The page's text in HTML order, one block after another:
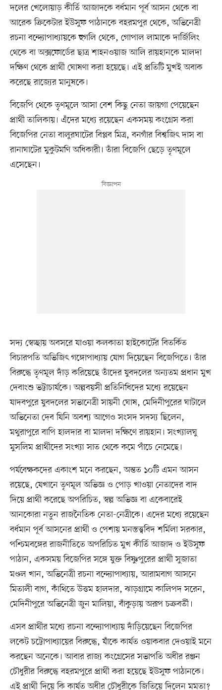
দলের খেলোয়াড় কীর্তি আজাদকে বর্ধমান পূর্ব আসন থেকে বা
আরেক ক্রিকেটার ইউসুফ পাঠানকে বহরমপুর থেকে, অভিনেত্রী
রচনা বন্দ্যোপাধ্যায়কে হুগলি থেকে, গোপাল লামাকে দার্জিলিং
থেকে বা অক্সফোর্ডের ছাত্র শাহনওয়াজ আলি রায়হানকে মালদা
দক্ষিণ থেকে প্রার্থী ঘোষণা করা হয়েছে। এই প্রতিটি মুখই অবাক
করেছে রাজ্যের মানুষকে।
বিজেপি থেকে তৃণমূলে আসা বেশ কিছু নেতা জায়গা পেয়েছেন
প্রার্থী তালিকায়। এঁদের মধ্যে রয়েছেন একসময় কংগ্রেস করা
বিজেপির নেতা বালুরঘাটের বিপ্লব মিত্র, বনগাঁর বিশ্বজিৎ দাস বা
রানাঘাটের মুকুটমণি অধিকারী। তাঁরা বিজেপি ছেড়ে তৃণমূলে
এসেছেন।
সদ্য স্বেচ্ছায় অবসরে যাওয়া কলকাতা হাইকোর্টের বিতর্কিত
বিচারপতি অভিজিৎ গঙ্গোপাধ্যায় যোগ দিয়েছেন বিজেপিতে। তাঁর
বিরুদ্ধে তৃণমূল দাঁড় করিয়েছে তাঁদের যুবদলের অন্যতম প্রধান মুখ
দেবাংশু ভট্টাচার্যকে। অল্পবয়সী প্রতিনিধিদের মধ্যে রয়েছেন
যাদবপুরে যুবদলের সভানেত্রী সায়নী ঘোষ, মেদিনীপুরের ঘাটালে
অভিনেতা দেব যিনি অবশ্য আগেও সংসদ সদস্য ছিলেন,
মথুরাপুরে বাপি হালদার বা মালদা দক্ষিণে রায়হান। সংখ্যালঘু
মুসলিম প্রার্থীদের সংখ্যা সাত থেকে কমে পাঁচে নেমেছে।
পর্যবেক্ষকদের একাংশ মনে করছেন, অন্তত ১০টি এমন আসন
রয়েছে, যেখানে তৃণমূল অভিজ্ঞ ও পোড় খাওয়া নেতাদের বাদ
দিয়ে প্রার্থী করেছে অপরিচিত, স্বল্প অভিজ্ঞ বা একেবারেই
আনকোরা নতুন রাজনৈতিক নেতা-নেত্রীকে। এদের মধ্যে রয়েছেন
বর্ধমান পূর্ব আসনের প্রার্থী ও পেশায় মনস্তত্ত্ববিদ শর্মিলা সরকার,
পশ্চিমবঙ্গের রাজনীতিতে অপরিচিত মুখ কীর্তি আজাদ ও ইউসুফ
পাঠান, একসময় বিজেপির সঙ্গে যুক্ত বিষ্ণুপুরের প্রার্থী সুজাতা
মণ্ডল খান, অভিনেত্রী রচনা বন্দ্যোপাধ্যায়, আরামবাগ আসনে
মিতালী বাগ, কাঁথিতে উত্তম হালদার, ঝাড়গ্রামে কালিপদ সরেন,
মেদিনীপুরে অভিনেত্রী জুন মালিয়া, বাঁকুড়ায় অরূপ চক্রবর্তী।
এসব প্রার্থীর মধ্যে রচনা বন্দ্যোপাধ্যায় দাঁড়িয়েছেন বিজেপির
লকেট চট্টোপাধ্যায়ের বিরুদ্ধে, যাঁকে কার্যত ওয়াকবার দেওয়াই মনে
করছেন অনেকে। আবার রাজ্য কংগ্রেসের সভাপতি অধীর রঞ্জন
চৌধুরীর বিরুদ্ধে বহরমপুরে প্রার্থী করা হয়েছে ইউসুফ পাঠানকে।
এই প্রার্থী দিয়ে কি কার্যত অধীর চৌধুরীকে জিতিয়ে দিলেন মমতা?